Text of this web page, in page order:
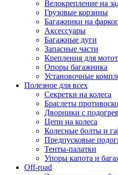
Велокрепление на
Грузовые корзины
Багажники на
Аксессуары
Багажные дуги
Запасные части
Крепления для
Опоры багажника
Установочные
Полезное для всех
Секретки на колеса
Браслеты
Дворники с
Цепи на колеса
Колесные болты и
Предпусковые
Тенты-палатки
Упоры капота и
Off-road